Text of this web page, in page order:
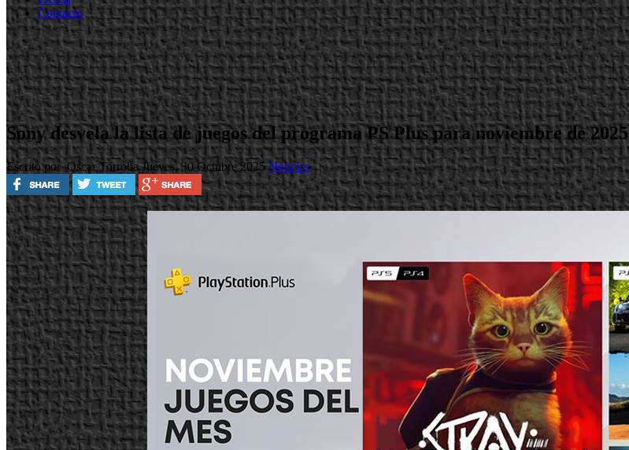
Contacto
Sony desvela la lista de juegos del programa PS Plus para noviembre de 2025
Escrito por Oscar TorrobaJueves, 30 Octubre 2025Noticias